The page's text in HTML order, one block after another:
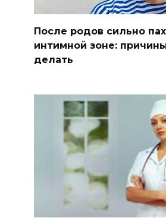
После родов сильно
интимной зоне:
делать